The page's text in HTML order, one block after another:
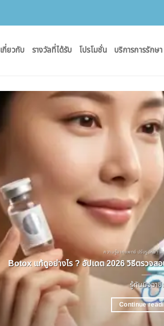
เกี่ยวกับ รางวัลที่ได้รับ โปรโมชั่น บริการการรักษา
ความรู้จากแพทย์ ปรับรูปหน้า ล
Botox แท้ดูอย่างไร ? อัปเดต 2026 วิธีตรวจส
รู้ทันมิจฉา
Continue